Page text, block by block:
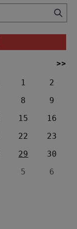
>>
1
2
8
9
15
16
22
23
29
30
5 6